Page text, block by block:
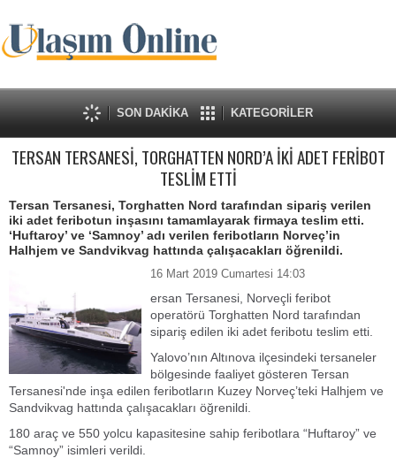
SON DAKİKA KATEGORİLER
TERSAN TERSANESİ, TORGHATTEN NORD’A İKİ ADET FERİBOT
TESLİM ETTİ
Tersan Tersanesi, Torghatten Nord tarafından sipariş verilen
iki adet feribotun inşasını tamamlayarak firmaya teslim etti.
‘Huftaroy’ ve ‘Samnoy’ adı verilen feribotların Norveç’in
Halhjem ve Sandvikvag hattında çalışacakları öğrenildi.
16 Mart 2019 Cumartesi 14:03
ersan Tersanesi, Norveçli feribot
operatörü Torghatten Nord tarafından
sipariş edilen iki adet feribotu teslim etti.
Yalovo’nın Altınova ilçesindeki tersaneler
bölgesinde faaliyet gösteren Tersan
Tersanesi'nde inşa edilen feribotların Kuzey Norveç’teki Halhjem ve
Sandvikvag hattında çalışacakları öğrenildi.
180 araç ve 550 yolcu kapasitesine sahip feribotlara “Huftaroy” ve
“Samnoy” isimleri verildi.